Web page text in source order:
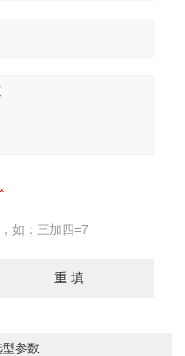
如：三加四=7
参数